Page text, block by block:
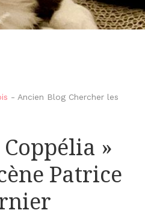
- Ancien Blog Chercher les
»
Patrice